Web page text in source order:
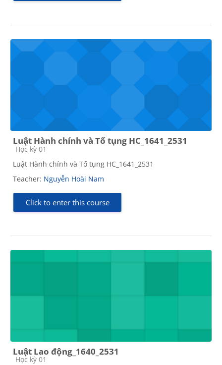
Luật Hành chính và Tố tụng HC_1641_2531
Course category
Học kỳ 01
Luật Hành chính và Tố tụng HC_1641_2531
Teacher: Nguyễn Hoài Nam
Click to enter this course
Luật Lao động_1640_2531
Course category
Học kỳ 01